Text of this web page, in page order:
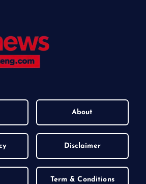
About
Disclaimer
Term & Conditions